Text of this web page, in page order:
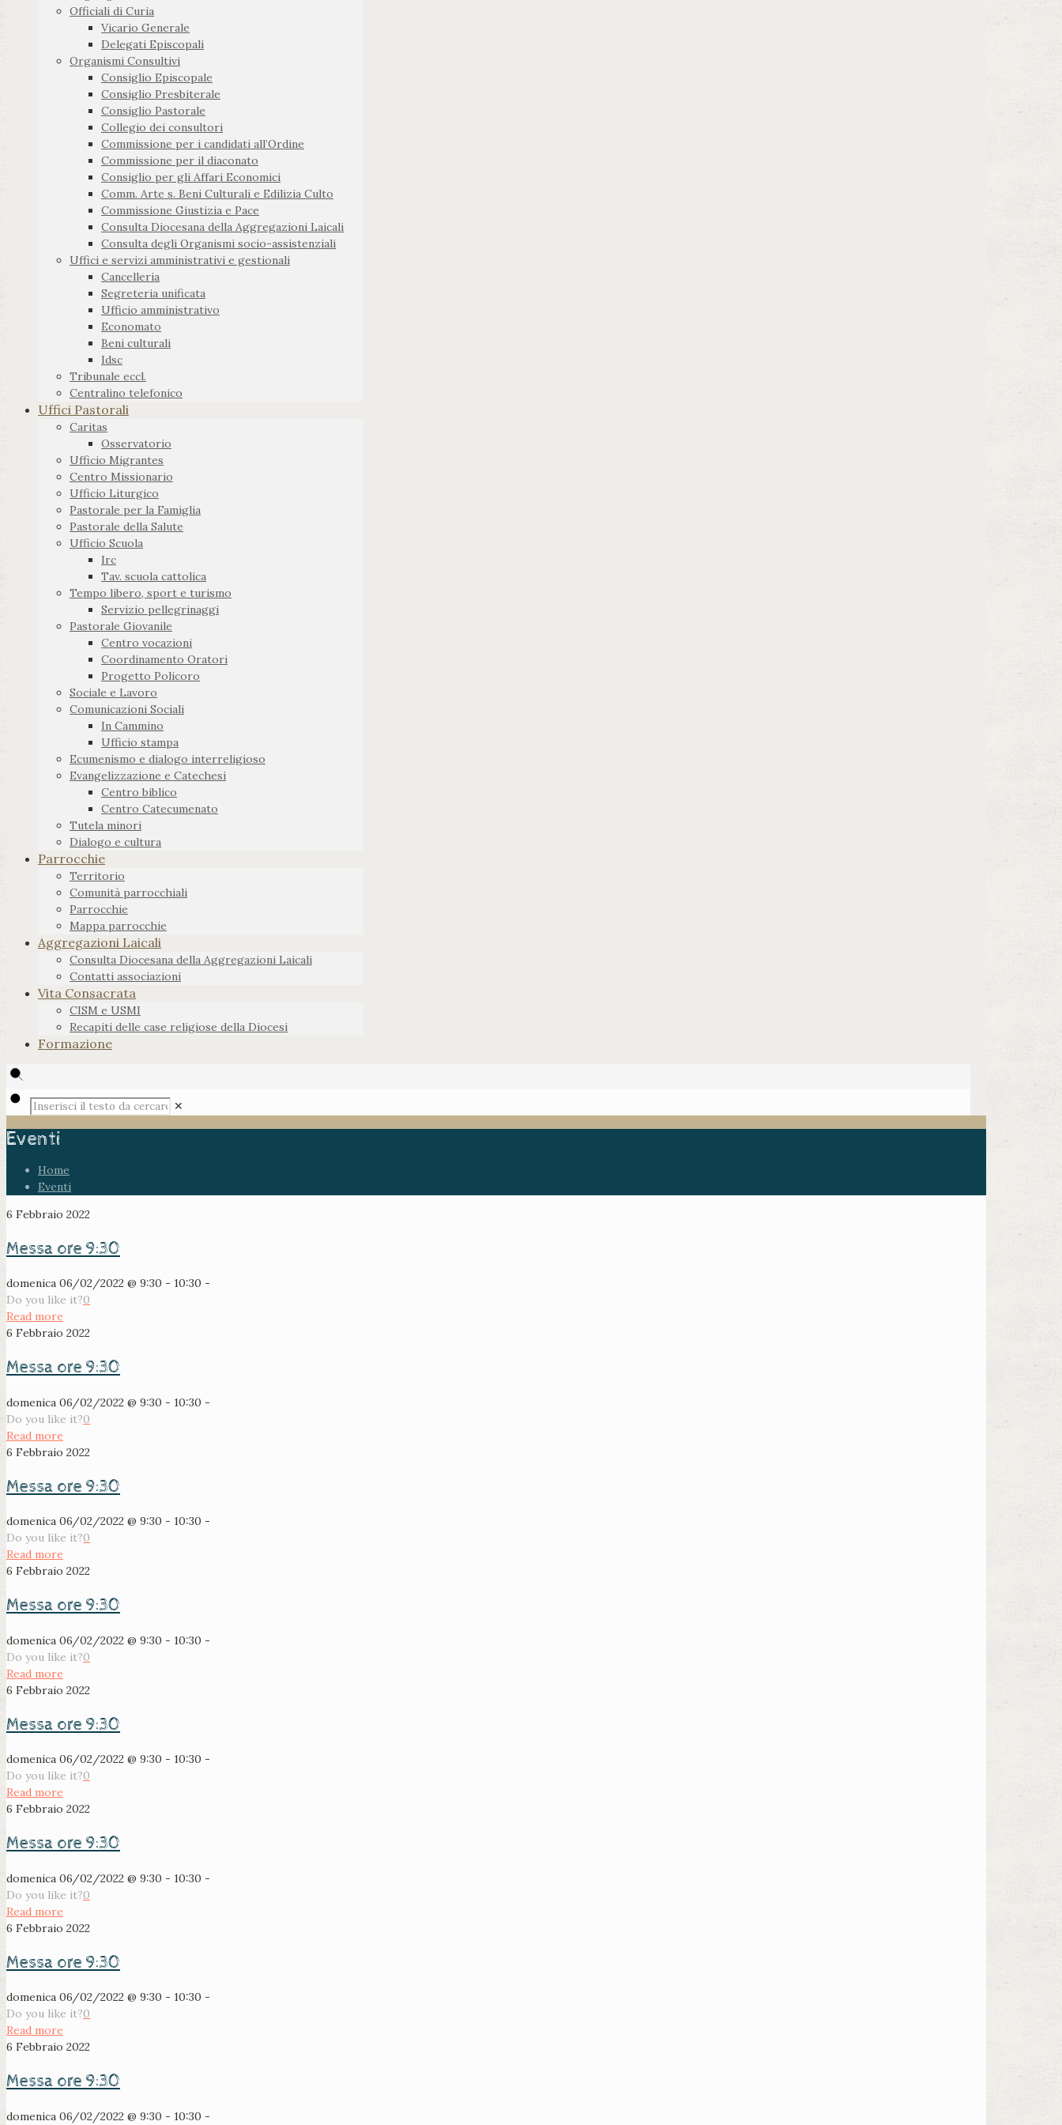
Officiali di Curia
Vicario Generale
Delegati Episcopali
Organismi Consultivi
Consiglio Episcopale
Consiglio Presbiterale
Consiglio Pastorale
Collegio dei consultori
Commissione per i candidati all’Ordine
Commissione per il diaconato
Consiglio per gli Affari Economici
Comm. Arte s. Beni Culturali e Edilizia Culto
Commissione Giustizia e Pace
Consulta Diocesana della Aggregazioni Laicali
Consulta degli Organismi socio-assistenziali
Uffici e servizi amministrativi e gestionali
Cancelleria
Segreteria unificata
Ufficio amministrativo
Economato
Beni culturali
Idsc
Tribunale eccl.
Centralino telefonico
Uffici Pastorali
Caritas
Osservatorio
Ufficio Migrantes
Centro Missionario
Ufficio Liturgico
Pastorale per la Famiglia
Pastorale della Salute
Ufficio Scuola
Irc
Tav. scuola cattolica
Tempo libero, sport e turismo
Servizio pellegrinaggi
Pastorale Giovanile
Centro vocazioni
Coordinamento Oratori
Progetto Policoro
Sociale e Lavoro
Comunicazioni Sociali
In Cammino
Ufficio stampa
Ecumenismo e dialogo interreligioso
Evangelizzazione e Catechesi
Centro biblico
Centro Catecumenato
Tutela minori
Dialogo e cultura
Parrocchie
Territorio
Comunità parrocchiali
Parrocchie
Mappa parrocchie
Aggregazioni Laicali
Consulta Diocesana della Aggregazioni Laicali
Contatti associazioni
Vita Consacrata
CISM e USMI
Recapiti delle case religiose della Diocesi
Formazione
✕
Eventi
Home
Eventi
6 Febbraio 2022
Messa ore 9:30
domenica 06/02/2022 @ 9:30 - 10:30 -
Do you like it?0
Read more
6 Febbraio 2022
Messa ore 9:30
domenica 06/02/2022 @ 9:30 - 10:30 -
Do you like it?0
Read more
6 Febbraio 2022
Messa ore 9:30
domenica 06/02/2022 @ 9:30 - 10:30 -
Do you like it?0
Read more
6 Febbraio 2022
Messa ore 9:30
domenica 06/02/2022 @ 9:30 - 10:30 -
Do you like it?0
Read more
6 Febbraio 2022
Messa ore 9:30
domenica 06/02/2022 @ 9:30 - 10:30 -
Do you like it?0
Read more
6 Febbraio 2022
Messa ore 9:30
domenica 06/02/2022 @ 9:30 - 10:30 -
Do you like it?0
Read more
6 Febbraio 2022
Messa ore 9:30
domenica 06/02/2022 @ 9:30 - 10:30 -
Do you like it?0
Read more
6 Febbraio 2022
Messa ore 9:30
domenica 06/02/2022 @ 9:30 - 10:30 -